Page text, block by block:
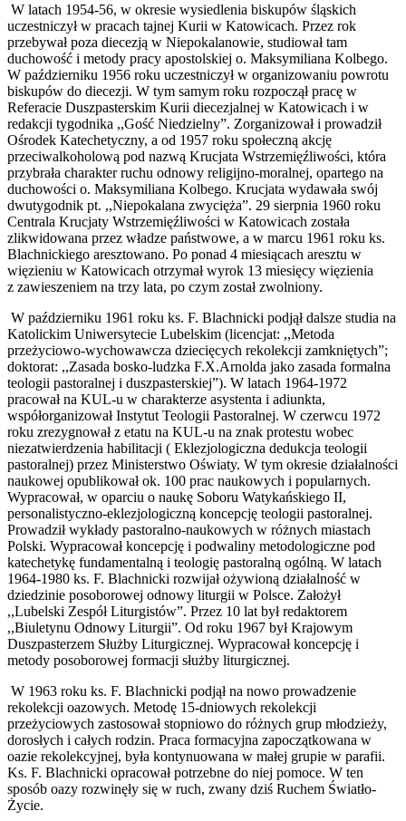
W latach 1954-56, w okresie wysiedlenia biskupów śląskich
uczestniczył w pracach tajnej Kurii w Katowicach. Przez rok
przebywał poza diecezją w Niepokalanowie, studiował tam
duchowość i metody pracy apostolskiej o. Maksymiliana Kolbego.
W październiku 1956 roku uczestniczył w organizowaniu powrotu
biskupów do diecezji. W tym samym roku rozpoczął pracę w
Referacie Duszpasterskim Kurii diecezjalnej w Katowicach i w
redakcji tygodnika ,,Gość Niedzielny”. Zorganizował i prowadził
Ośrodek Katechetyczny, a od 1957 roku społeczną akcję
przeciwalkoholową pod nazwą Krucjata Wstrzemięźliwości, która
przybrała charakter ruchu odnowy religijno-moralnej, opartego na
duchowości o. Maksymiliana Kolbego. Krucjata wydawała swój
dwutygodnik pt. ,,Niepokalana zwycięża”. 29 sierpnia 1960 roku
Centrala Krucjaty Wstrzemięźliwości w Katowicach została
zlikwidowana przez władze państwowe, a w marcu 1961 roku ks.
Blachnickiego aresztowano. Po ponad 4 miesiącach aresztu w
więzieniu w Katowicach otrzymał wyrok 13 miesięcy więzienia
z zawieszeniem na trzy lata, po czym został zwolniony.
W październiku 1961 roku ks. F. Blachnicki podjął dalsze studia na
Katolickim Uniwersytecie Lubelskim (licencjat: ,,Metoda
przeżyciowo-wychowawcza dziecięcych rekolekcji zamkniętych”;
doktorat: ,,Zasada bosko-ludzka F.X.Arnolda jako zasada formalna
teologii pastoralnej i duszpasterskiej”). W latach 1964-1972
pracował na KUL-u w charakterze asystenta i adiunkta,
współorganizował Instytut Teologii Pastoralnej. W czerwcu 1972
roku zrezygnował z etatu na KUL-u na znak protestu wobec
niezatwierdzenia habilitacji ( Eklezjologiczna dedukcja teologii
pastoralnej) przez Ministerstwo Oświaty. W tym okresie działalności
naukowej opublikował ok. 100 prac naukowych i popularnych.
Wypracował, w oparciu o naukę Soboru Watykańskiego II,
personalistyczno-eklezjologiczną koncepcję teologii pastoralnej.
Prowadził wykłady pastoralno-naukowych w różnych miastach
Polski. Wypracował koncepcję i podwaliny metodologiczne pod
katechetykę fundamentalną i teologię pastoralną ogólną. W latach
1964-1980 ks. F. Blachnicki rozwijał ożywioną działalność w
dziedzinie posoborowej odnowy liturgii w Polsce. Założył
,,Lubelski Zespół Liturgistów”. Przez 10 lat był redaktorem
,,Biuletynu Odnowy Liturgii”. Od roku 1967 był Krajowym
Duszpasterzem Służby Liturgicznej. Wypracował koncepcję i
metody posoborowej formacji służby liturgicznej.
W 1963 roku ks. F. Blachnicki podjął na nowo prowadzenie
rekolekcji oazowych. Metodę 15-dniowych rekolekcji
przeżyciowych zastosował stopniowo do różnych grup młodzieży,
dorosłych i całych rodzin. Praca formacyjna zapoczątkowana w
oazie rekolekcyjnej, była kontynuowana w małej grupie w parafii.
Ks. F. Blachnicki opracował potrzebne do niej pomoce. W ten
sposób oazy rozwinęły się w ruch, zwany dziś Ruchem Światło-
Życie.